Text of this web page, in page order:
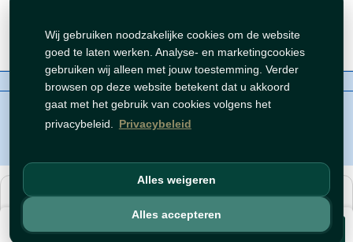
Wij gebruiken noodzakelijke cookies om de website
goed te laten werken. Analyse- en marketingcookies
gebruiken wij alleen met jouw toestemming. Verder
browsen op deze website betekent dat u akkoord
gaat met het gebruik van cookies volgens het
privacybeleid. Privacybeleid
Alles weigeren
Alles accepteren
€ 4,99 Voeg toe
Beoordeling plaatsen
Over ons Beleid
WhatsAppen
auteursrechten©Tawfeer 2018-2026
هذا متجر جملة. الأسعار وميزات الشراء متاحة فقط للحساباتالمسجّلة
والمفعّلة
سجّل دخولأوافتح حساب .